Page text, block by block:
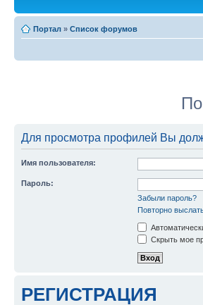
Портал » Список форумов
Для просмотра профилей Вы
Имя пользователя:
Пароль:
Забыли пароль?
Повторно
Скрыть мое
РЕГИСТРАЦИЯ